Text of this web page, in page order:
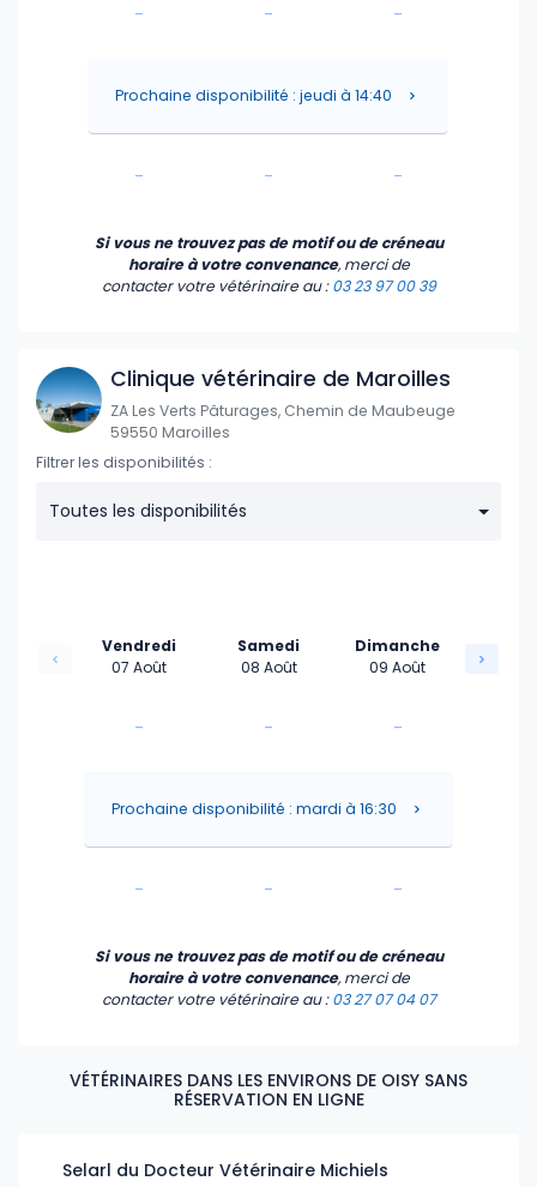
-
-
-
-
-
-
Prochaine disponibilité : jeudi à 14:40
Si vous ne trouvez pas de motif ou de créneau
horaire à votre convenance, merci de
contacter votre vétérinaire au :03 23 97 00 39
Clinique vétérinaire de Maroilles
ZA Les Verts Pâturages, Chemin de Maubeuge
59550 Maroilles
Filtrer les disponibilités :
Toutes les disponibilités
Vendredi
07 Août
-
-
Samedi
08 Août
-
-
Dimanche
09 Août
-
-
Prochaine disponibilité : mardi à 16:30
Si vous ne trouvez pas de motif ou de créneau
horaire à votre convenance, merci de
contacter votre vétérinaire au :03 27 07 04 07
VÉTÉRINAIRES DANS LES ENVIRONS DE OISY SANS
RÉSERVATION EN LIGNE
Selarl du Docteur Vétérinaire Michiels